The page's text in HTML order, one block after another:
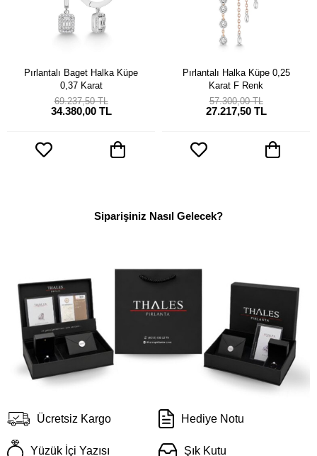
Pırlantalı Baget Halka Küpe
0,37 Karat
34.380,00 TL
69.237,50 TL
Pırlantalı Halka Küpe 0,25
Karat F Renk
27.217,50 TL
57.300,00 TL
Siparişiniz Nasıl Gelecek?
Ücretsiz Kargo Hediye Notu
Yüzük İçi Yazısı Şık Kutu